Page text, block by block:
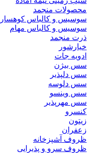
محصولات منجمد
سوسیس و کالباس کوهسار
سوسیس و کالباس مهام
ذرت منجمد
خیارشور
ادویه جات
سس بیژن
سس دلپذیر
سس دلوسه
سس وینسو
سس مهرپذیر
کنسرو
زیتون
زعفران
ظروف آشپزخانه
ظروف سرو و پذیرایی